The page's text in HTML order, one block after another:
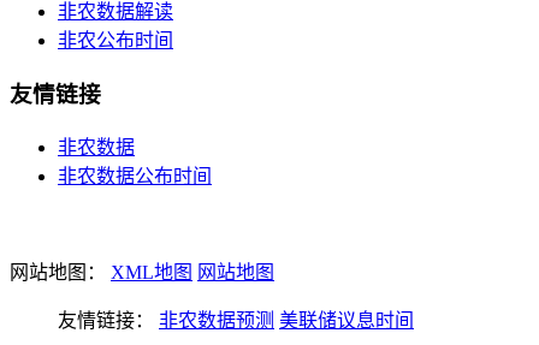
非农数据解读
非农公布时间
友情链接
非农数据
非农数据公布时间
网站地图： XML地图 网站地图
友情链接： 非农数据预测 美联储议息时间